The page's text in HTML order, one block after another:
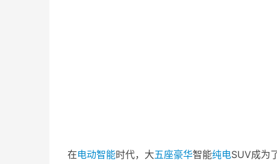
在电动智能时代，大五座豪华智能纯电SUV成为